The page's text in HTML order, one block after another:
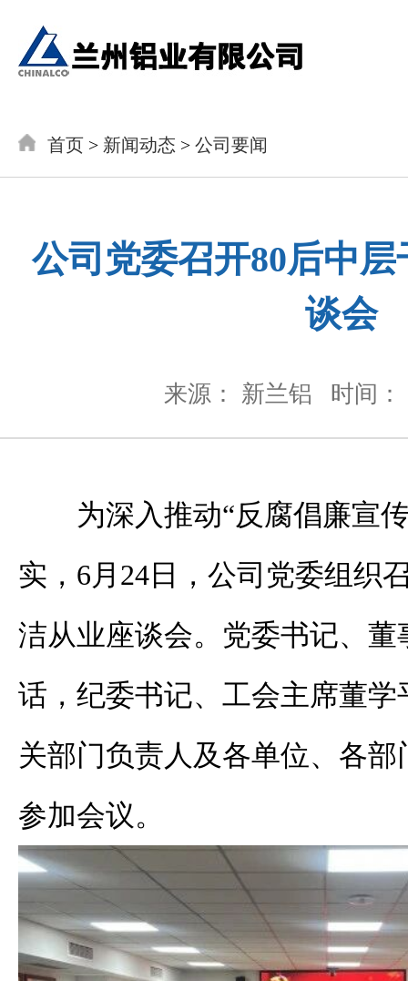
首页 > 新闻动态 > 公司要闻
公司党委召开80后中
谈会
来源： 新兰铝 时间：
为深入推动“反腐倡廉宣
实，6月24日，公司党委组织
洁从业座谈会。党委书记、
话，纪委书记、工会主席董
关部门负责人及各单位、各
参加会议。